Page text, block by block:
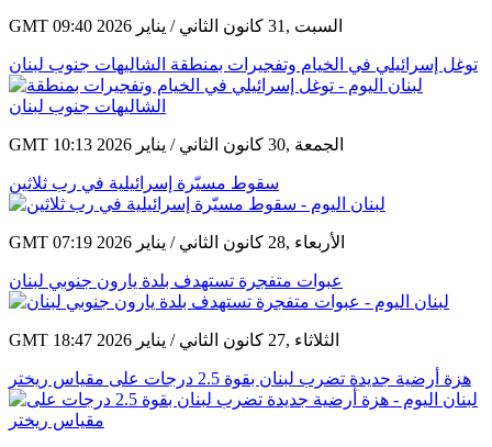
GMT 09:40 2026 السبت ,31 كانون الثاني / يناير
توغل إسرائيلي في الخيام وتفجيرات بمنطقة الشاليهات جنوب لبنان
GMT 10:13 2026 الجمعة ,30 كانون الثاني / يناير
سقوط مسيّرة إسرائيلية في رب ثلاثين
GMT 07:19 2026 الأربعاء ,28 كانون الثاني / يناير
عبوات متفجرة تستهدف بلدة يارون جنوبي لبنان
GMT 18:47 2026 الثلاثاء ,27 كانون الثاني / يناير
هزة أرضية جديدة تضرب لبنان بقوة 2.5 درجات على مقياس ريختر